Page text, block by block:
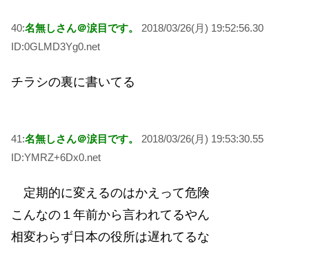
40:名無しさん＠涙目です。
2018/03/26(月) 19:52:56.30
ID:0GLMD3Yg0.net
チラシの裏に書いてる
41:名無しさん＠涙目です。
2018/03/26(月) 19:53:30.55
ID:YMRZ+6Dx0.net
定期的に変えるのはかえって危険
こんなの１年前から言われてるやん
相変わらず日本の役所は遅れてるな